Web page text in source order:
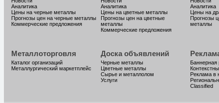
Аналитика
Цены на черные металлы
Прогнозы цен на черные металлы
Коммерческие предложения
Аналитика
Цены на цветные металлы
Прогнозы цен на цветные
металлы
Коммерческие предложения
Аналитика
Цены на
Прогнозы
металлы
Металлоторговля
Каталог организаций
Металлургический маркетплейс
Доска объявлений
Черные металлы
Цветные металлы
Сырье и металлолом
Услуги
Баннерная
Реклама в
Classified